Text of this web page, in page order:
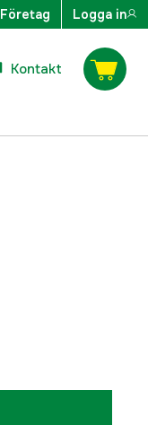
Företag Logga in
Kontakt